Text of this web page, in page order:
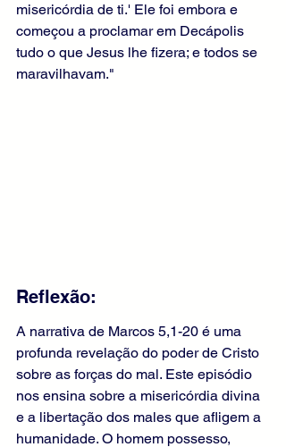
misericórdia de ti.' Ele foi embora e
começou a proclamar em Decápolis
tudo o que Jesus lhe fizera; e todos se
maravilhavam."
Reflexão:
A narrativa de Marcos 5,1-20 é uma
profunda revelação do poder de Cristo
sobre as forças do mal. Este episódio
nos ensina sobre a misericórdia divina
e a libertação dos males que afligem a
humanidade. O homem possesso,